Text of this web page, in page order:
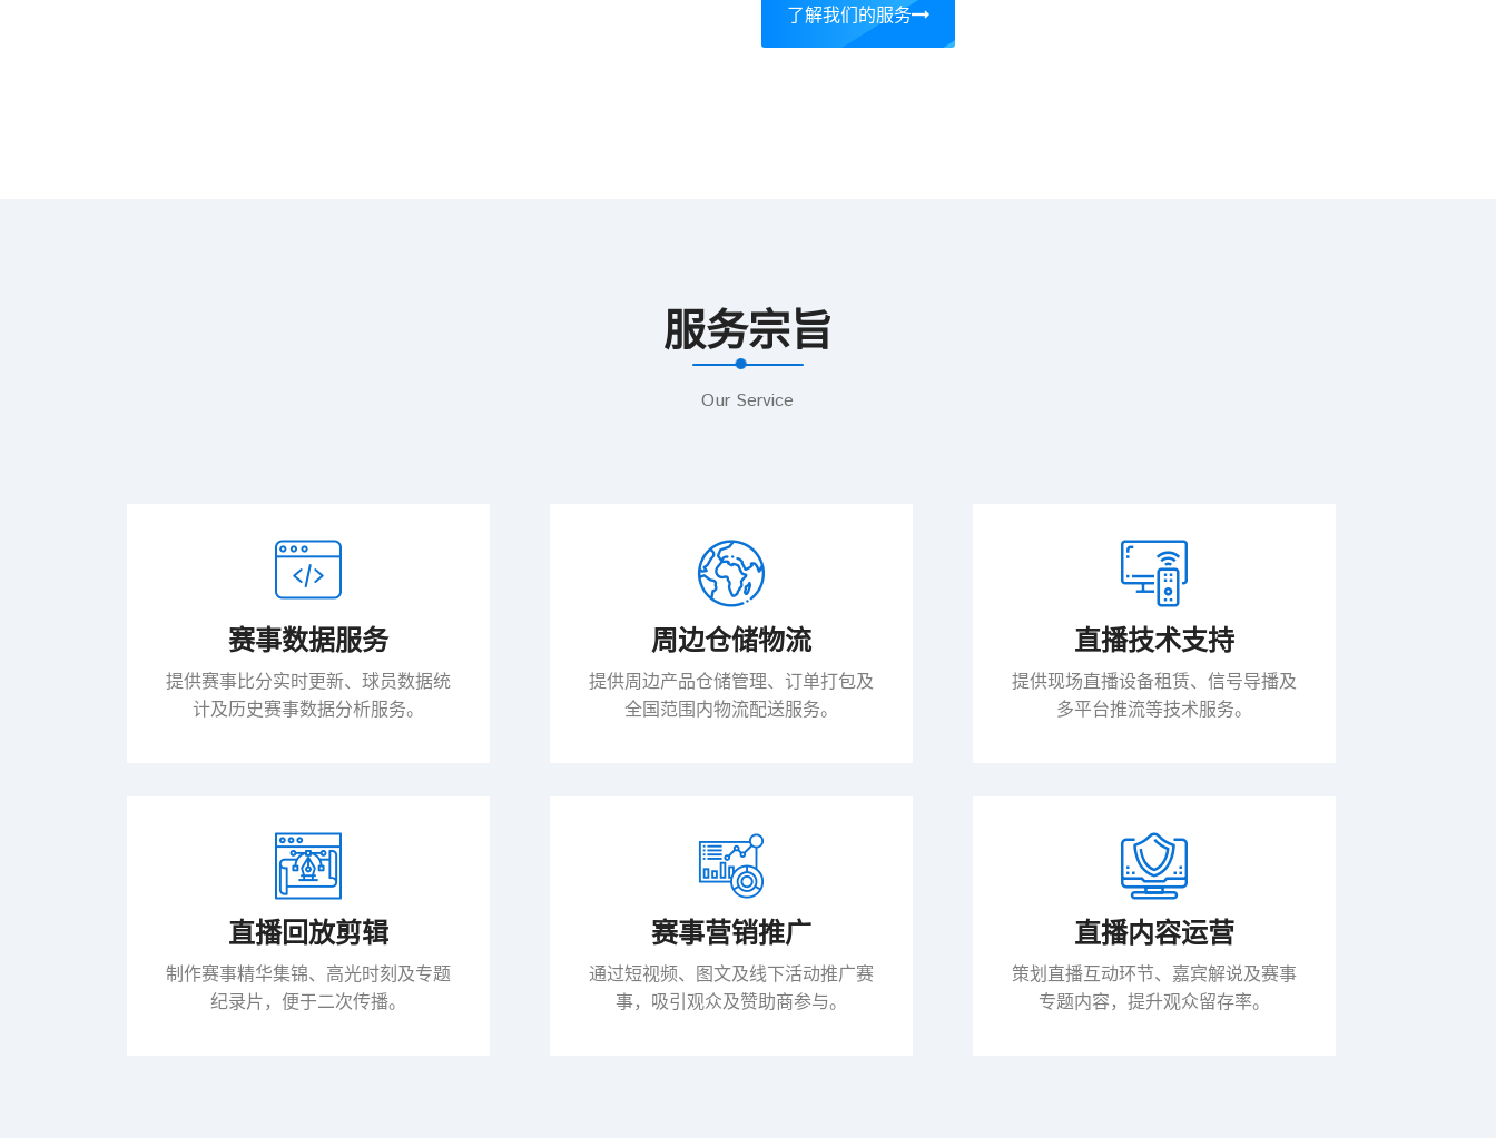
了解我们的服务
服务宗旨
Our Service
赛事数据服务
提供赛事比分实时更新、球员数据统
计及历史赛事数据分析服务。
周边仓储物流
提供周边产品仓储管理、订单打包及
全国范围内物流配送服务。
直播技术支持
提供现场直播设备租赁、信号导播及
多平台推流等技术服务。
直播回放剪辑
制作赛事精华集锦、高光时刻及专题
纪录片，便于二次传播。
赛事营销推广
通过短视频、图文及线下活动推广赛
事，吸引观众及赞助商参与。
直播内容运营
策划直播互动环节、嘉宾解说及赛事
专题内容，提升观众留存率。